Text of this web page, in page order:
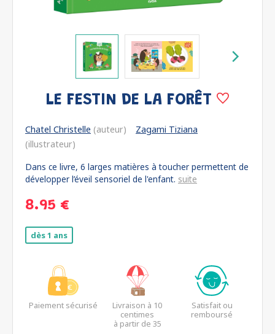
LE FESTIN DE LA FORÊT
Chatel Christelle (auteur)
Zagami Tiziana
(illustrateur)
Dans ce livre, 6 larges matières à toucher permettent de
développer l’éveil sensoriel de l'enfant. suite
8.95 €
dès 1 ans
Paiement sécurisé
Livraison à 10
centimes
à partir de 35
Satisfait ou
remboursé